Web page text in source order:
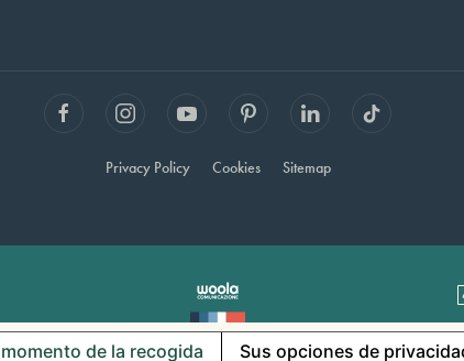
Privacy Policy Cookies Sitemap
de la recogida Sus opciones de